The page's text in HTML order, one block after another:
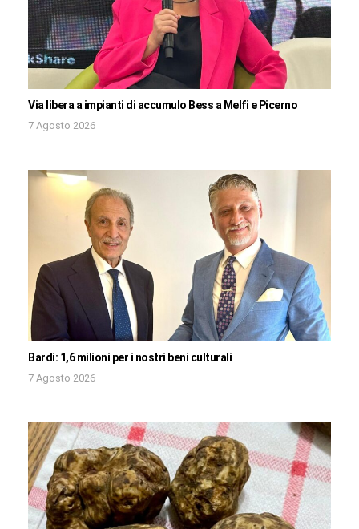
Via libera a impianti di accumulo Bess a Melfi e Picerno
7 Agosto 2026
Bardi: 1,6 milioni per i nostri beni culturali
7 Agosto 2026